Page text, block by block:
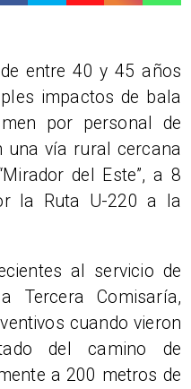
entre 40 y 45 años
impactos de bala
por personal de
una vía rural cercana
del Este”, a 8
la Ruta U-220 a la
al servicio de
Tercera Comisaría,
cuando vieron
del camino de
a 200 metros de